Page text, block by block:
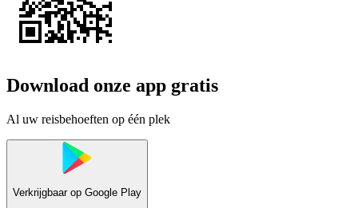
Download onze app gratis
Al uw reisbehoeften op één plek
Verkrijgbaar op Google Play